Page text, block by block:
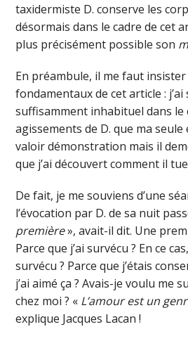
taxidermiste D. conserve les
désormais dans le cadre de cet
plus précisément possible son
En préambule, il me faut insister
fondamentaux de cet article : j’ai
suffisamment inhabituel dans le
agissements de D. que ma
valoir démonstration mais il
que j’ai découvert comment il
De fait, je me souviens d’une
l’évocation par D. de sa nuit
première», avait-il dit. Une
Parce que j’ai survécu ? En ce
survécu ? Parce que j’étais
j’ai aimé ça ? Avais-je voulu me
chez moi ? « L’amour est un
explique Jacques Lacan !